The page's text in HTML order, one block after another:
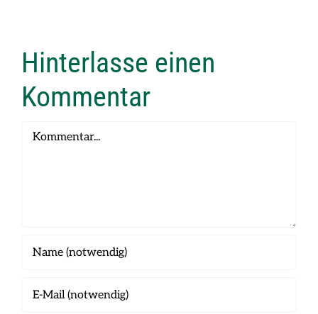
Hinterlasse einen
Kommentar
Kommentar